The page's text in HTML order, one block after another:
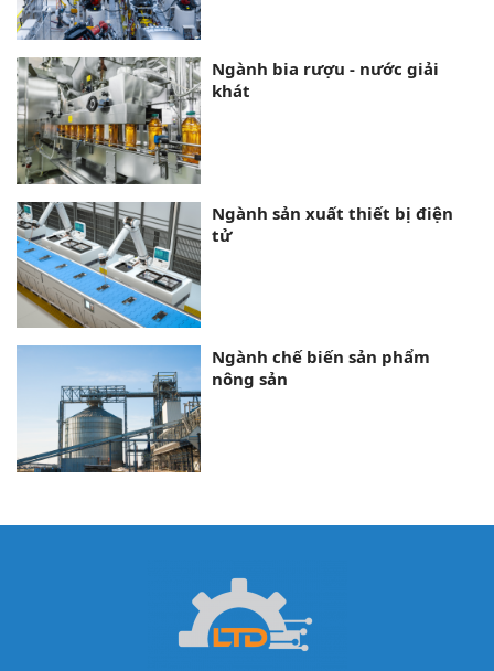
Ngành bia rượu - nước giải
khát
Ngành sản xuất thiết bị điện
tử
Ngành chế biến sản phẩm
nông sản